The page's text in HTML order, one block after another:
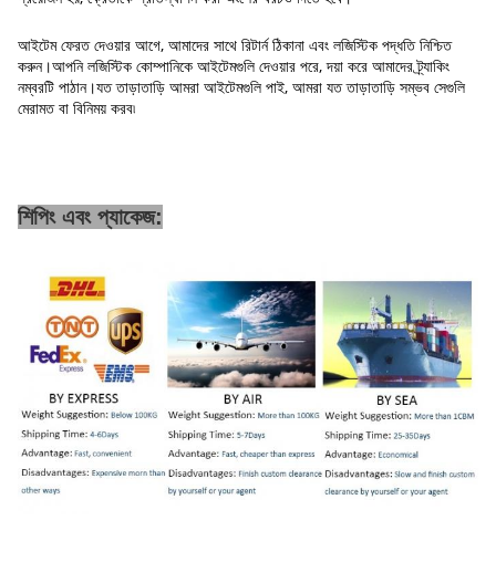
আইটেম ফেরত দেওয়ার আগে, আমাদের সাথে রিটার্ন ঠিকানা এবং লজিস্টিক পদ্ধতি নিশ্চিত
করুন।আপনি লজিস্টিক কোম্পানিকে আইটেমগুলি দেওয়ার পরে, দয়া করে আমাদের ট্র্যাকিং
নম্বরটি পাঠান।যত তাড়াতাড়ি আমরা আইটেমগুলি পাই, আমরা যত তাড়াতাড়ি সম্ভব সেগুলি
মেরামত বা বিনিময় করব৷
শিপিং এবং প্যাকেজ: